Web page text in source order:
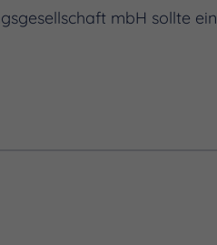
mbH sollte